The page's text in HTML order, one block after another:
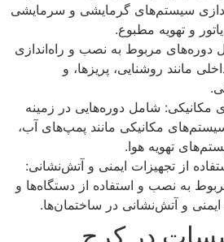
سیستم‌های گرمایشی و سرمایشی
و تهویه مطبوع.
مربوط به نصب و راه‌اندازی
مانند روشنایی، پریزها، و
شامل دوره‌هایی در زمینه
مکانیکی مانند پمپ‌های آب،
تهویه هوا.
از تجهیزات ایمنی و آتش‌نشانی:
به نصب و استفاده از دستگاه‌ها و
و آتش‌نشانی در ساختمان‌ها.